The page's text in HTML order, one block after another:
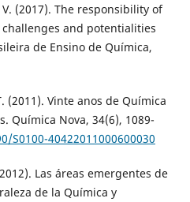
(2017). The responsibility of
and potentialities
de Ensino de Química,
(2011). Vinte anos de Química
Química Nova, 34(6), 1089-
S0100-40422011000600030
Las áreas emergentes de
de la Química y